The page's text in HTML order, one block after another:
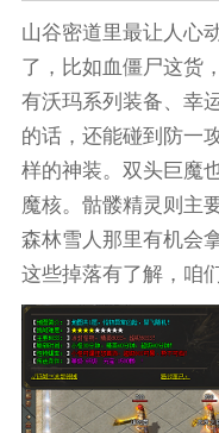
山谷密道里最让人心
了，比如血僵尸这货
有沃玛系列装备、幸
的话，还能碰到防一
样的神装。双头巨魔
魔核。骷髅精灵则主
森林雪人那里有机会
这些掉落有了解，咱